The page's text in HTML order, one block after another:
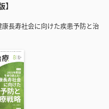
康長寿社会に向けた疾患予防と治